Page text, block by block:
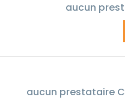
aucun
aucun prestataire